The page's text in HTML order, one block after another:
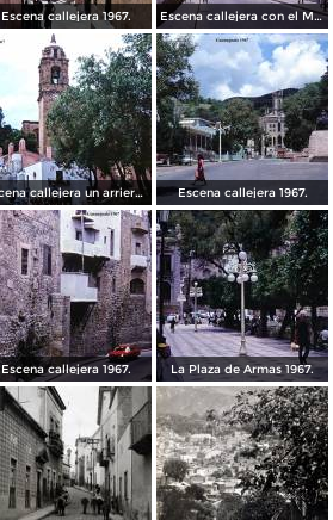
Escena callejera 1967. Escena callejera con el Mto al Pipila al fondo 1967.
Escena callejera un arriero 1967. Escena callejera 1967.
Escena callejera 1967. La Plaza de Armas 1967.